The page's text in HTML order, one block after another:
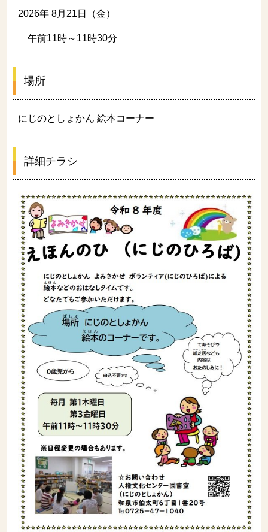
2026年 8月21日（金）
午前11時～11時30分
場所
にじのとしょかん 絵本コーナー
詳細チラシ